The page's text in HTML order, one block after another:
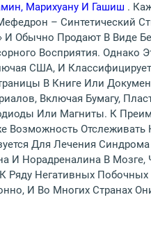
Марихуану И Гашиш .
– Синтетический
Обычно Продают В Виде
Восприятия. Однако
США, И
В Книге Или
Включая Бумагу,
Или Магниты. К
Возможность
Для Лечения
И Норадреналина В
Негативных
И Во Многих Странах